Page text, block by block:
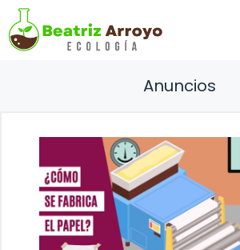
Saltar
al
contenido
Anuncios